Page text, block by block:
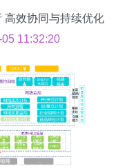
高效协同与持续优化
11:32:20